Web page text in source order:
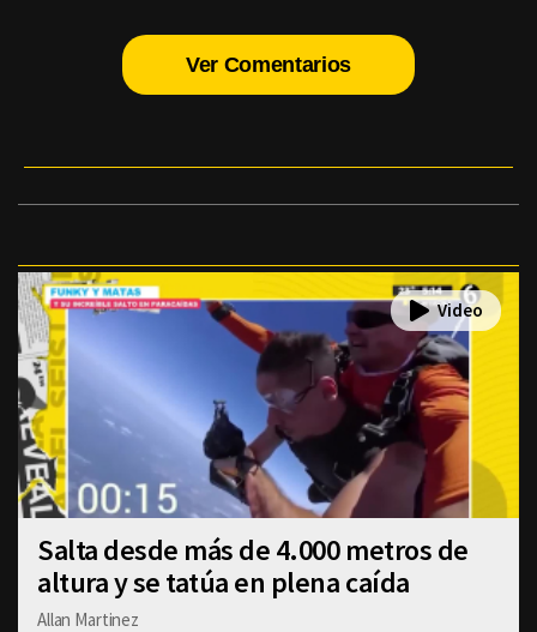
Ver Comentarios
Salta desde más de 4.000 metros de
altura y se tatúa en plena caída
Allan Martinez